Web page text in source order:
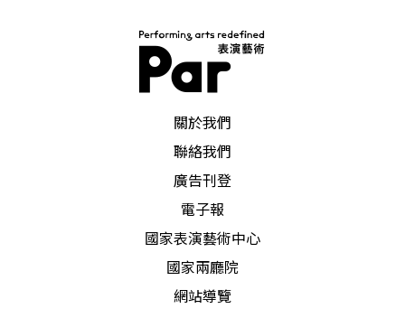
關於我們
聯絡我們
廣告刊登
電子報
國家表演藝術中心
國家兩廳院
網站導覽